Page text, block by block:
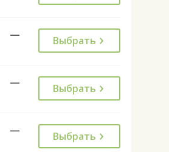
— Выбрать
— Выбрать
— Выбрать